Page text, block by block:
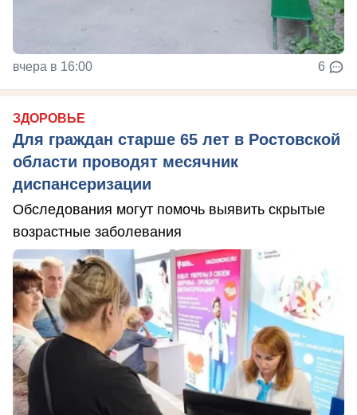
вчера в 16:00 6
ЗДОРОВЬЕ
Для граждан старше 65 лет в Ростовской
области проводят месячник
диспансеризации
Обследования могут помочь выявить скрытые
возрастные заболевания